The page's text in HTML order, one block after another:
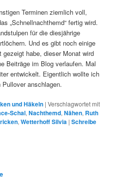
Terminen ziemlich voll,
„Schnellnachthemd“ fertig wird.
für die diesjährige
Und es gibt noch einige
habe, dieser Monat wird
Beiträge im Blog verlaufen. Mal
entwickelt. Eigentlich wollte ich
anschlagen.
und Häkeln |Verschlagwortet mit
Schal,Nachthemd,Nähen, Ruth
,Wetterhoff Silvia |Schreibe